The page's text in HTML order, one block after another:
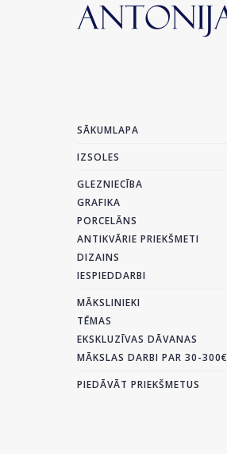
SĀKUMLAPA
IZSOLES
GLEZNIECĪBA
GRAFIKA
PORCELĀNS
ANTIKVĀRIE PRIEKŠMETI
DIZAINS
IESPIEDDARBI
MĀKSLINIEKI
TĒMAS
EKSKLUZĪVAS DĀVANAS
MĀKSLAS DARBI PAR 30-300€
PIEDĀVĀT PRIEKŠMETUS